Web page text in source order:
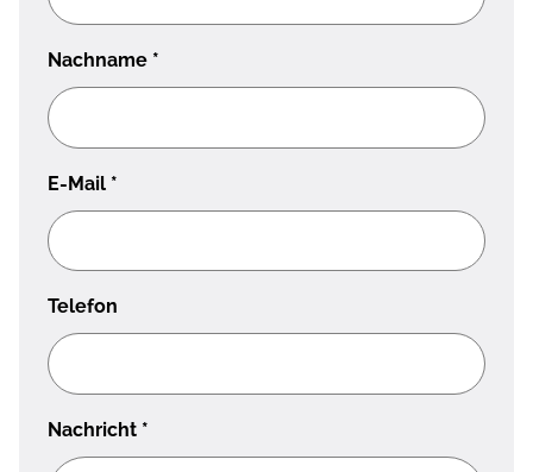
Nachname *
E-Mail *
Telefon
Nachricht *